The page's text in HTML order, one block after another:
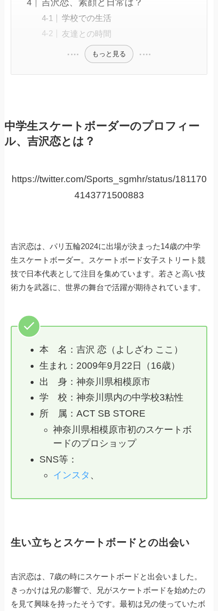
吉沢恋、素顔と日常は？
学校での生活
友達との時間
もっと見る
中学生スケートボーダーのプロフィー
ル、吉沢恋とは？
https://twitter.com/Sports_sgmhr/status/181170
4143771500883
吉沢恋は、パリ五輪2024に出場が決まった14歳の中学
生スケートボーダー。スケートボード女子ストリート競
技で日本代表として注目を集めています。若さと高い技
術力を武器に、世界の舞台で活躍が期待されています。
本 名：吉沢 恋（よしざわ ここ）
生まれ：2009年9月22日（16歳）
出 身：神奈川県相模原市
学 校：神奈川県内の中学校3粘性
所 属：ACT SB STORE
神奈川県相模原市初のスケートボ
ードのプロショップ
SNS等：
インスタ 、
生い立ちとスケートボードとの出会い
吉沢恋は、7歳の時にスケートボードと出会いました。
きっかけは兄の影響で、兄がスケートボードを始めたの
を見て興味を持ったそうです。最初は兄の使っていたボ